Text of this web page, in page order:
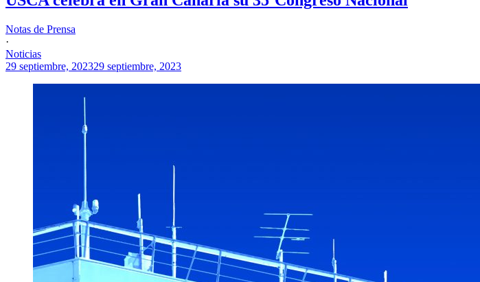
Notas de Prensa
·
Noticias
29 septiembre, 202329 septiembre, 2023